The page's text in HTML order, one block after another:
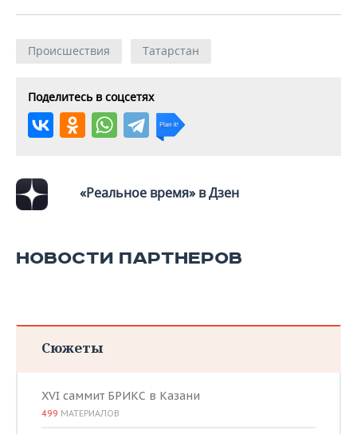
Происшествия Татарстан
Поделитесь в соцсетях
«Реальное время» в Дзен
НОВОСТИ ПАРТНЕРОВ
Сюжеты
XVI саммит БРИКС в Казани
499 МАТЕРИАЛОВ